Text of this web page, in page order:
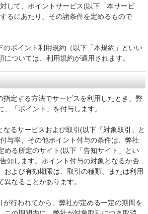
して、ポイントサービス(以下「本サービ
るにあたり、その諸条件を定めるもので
のポイント利用規約（以下「本規約」といい
については、利用規約が適用されます。
指定する方法でサービスを利用したとき、弊
「ポイント」を付与します。
なるサービスおよび取引(以下「対象取引」と
与率、その他ポイント付与の条件は、弊社
める所定のサイト(以下「告知サイト」とい
知します。ポイント付与の対象となるか否
および有効期限は、取引の種類、または利用
なることがあります。
が行われてから、弊社が定める一定の期間を